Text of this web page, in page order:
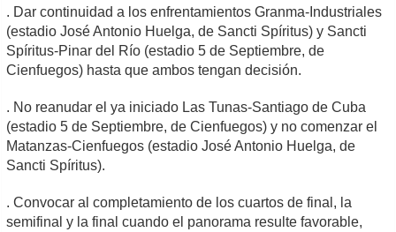
. Dar continuidad a los enfrentamientos Granma-Industriales
(estadio José Antonio Huelga, de Sancti Spíritus) y Sancti
Spíritus-Pinar del Río (estadio 5 de Septiembre, de
Cienfuegos) hasta que ambos tengan decisión.
. No reanudar el ya iniciado Las Tunas-Santiago de Cuba
(estadio 5 de Septiembre, de Cienfuegos) y no comenzar el
Matanzas-Cienfuegos (estadio José Antonio Huelga, de
Sancti Spíritus).
. Convocar al completamiento de los cuartos de final, la
semifinal y la final cuando el panorama resulte favorable,